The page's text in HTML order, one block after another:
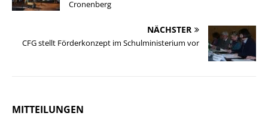
Cronenberg
NÄCHSTER
CFG stellt Förderkonzept im Schulministerium vor
MITTEILUNGEN